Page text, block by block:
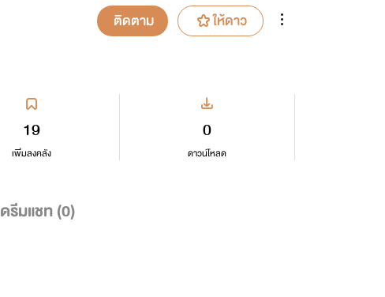
ติดตาม ให้ดาว
19
เพิ่มลงคลัง
0
ดาวน์โหลด
ดรีมแชท (0)